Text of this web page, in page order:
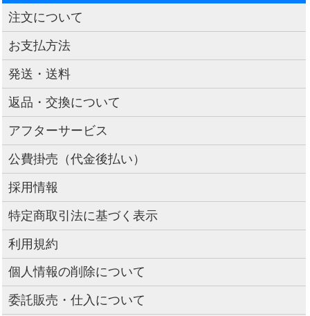
注文について
お支払方法
発送・送料
返品・交換について
アフターサービス
公費掛売（代金後払い）
採用情報
特定商取引法に基づく表示
利用規約
個人情報の削除について
委託販売・仕入について